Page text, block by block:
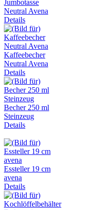
Jumbotasse
Neutral Avena
Details
Kaffeebecher
Neutral Avena
Details
Becher 250 ml
Steinzeug
Details
Essteller 19 cm
avena
Details